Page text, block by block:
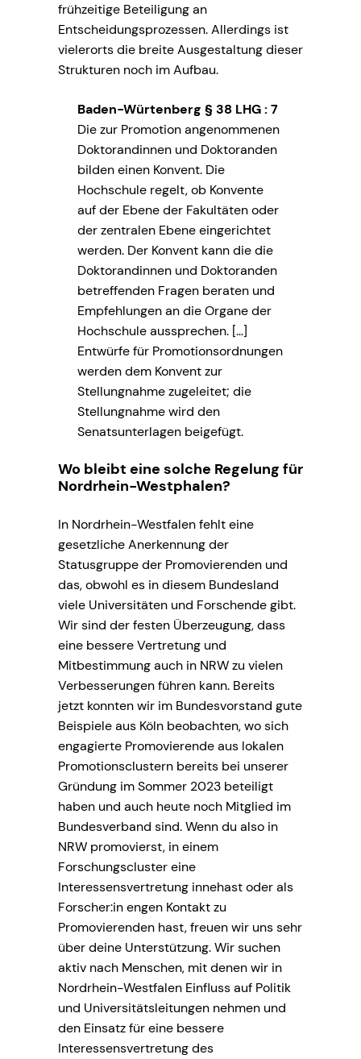
frühzeitige Beteiligung an
Entscheidungsprozessen. Allerdings ist
vielerorts die breite Ausgestaltung dieser
Strukturen noch im Aufbau.
Baden-Würtenberg § 38 LHG :7
Die zur Promotion angenommenen
Doktorandinnen und Doktoranden
bilden einen Konvent. Die
Hochschule regelt, ob Konvente
auf der Ebene der Fakultäten oder
der zentralen Ebene eingerichtet
werden. Der Konvent kann die die
Doktorandinnen und Doktoranden
betreffenden Fragen beraten und
Empfehlungen an die Organe der
Hochschule aussprechen. […]
Entwürfe für Promotionsordnungen
werden dem Konvent zur
Stellungnahme zugeleitet; die
Stellungnahme wird den
Senatsunterlagen beigefügt.
Wo bleibt eine solche Regelung für
Nordrhein-Westphalen?
In Nordrhein-Westfalen fehlt eine
gesetzliche Anerkennung der
Statusgruppe der Promovierenden und
das, obwohl es in diesem Bundesland
viele Universitäten und Forschende gibt.
Wir sind der festen Überzeugung, dass
eine bessere Vertretung und
Mitbestimmung auch in NRW zu vielen
Verbesserungen führen kann. Bereits
jetzt konnten wir im Bundesvorstand gute
Beispiele aus Köln beobachten, wo sich
engagierte Promovierende aus lokalen
Promotionsclustern bereits bei unserer
Gründung im Sommer 2023 beteiligt
haben und auch heute noch Mitglied im
Bundesverband sind. Wenn du also in
NRW promovierst, in einem
Forschungscluster eine
Interessensvertretung innehast oder als
Forscher:in engen Kontakt zu
Promovierenden hast, freuen wir uns sehr
über deine Unterstützung. Wir suchen
aktiv nach Menschen, mit denen wir in
Nordrhein-Westfalen Einfluss auf Politik
und Universitätsleitungen nehmen und
den Einsatz für eine bessere
Interessensvertretung des